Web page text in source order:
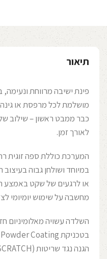
תיאור
פינת ישיבה מרווחת
מושלמת לכל מרפסת או
כבר ממבט ראשון – שילוב
לאורך זמן.
המערכת כוללת ספה זוגית
במיוחד ושולחן גבוה
או לרגעים של שקט באמצע
מחשבה על שימוש יומיומי
השלדה עשויה מאלומיניום